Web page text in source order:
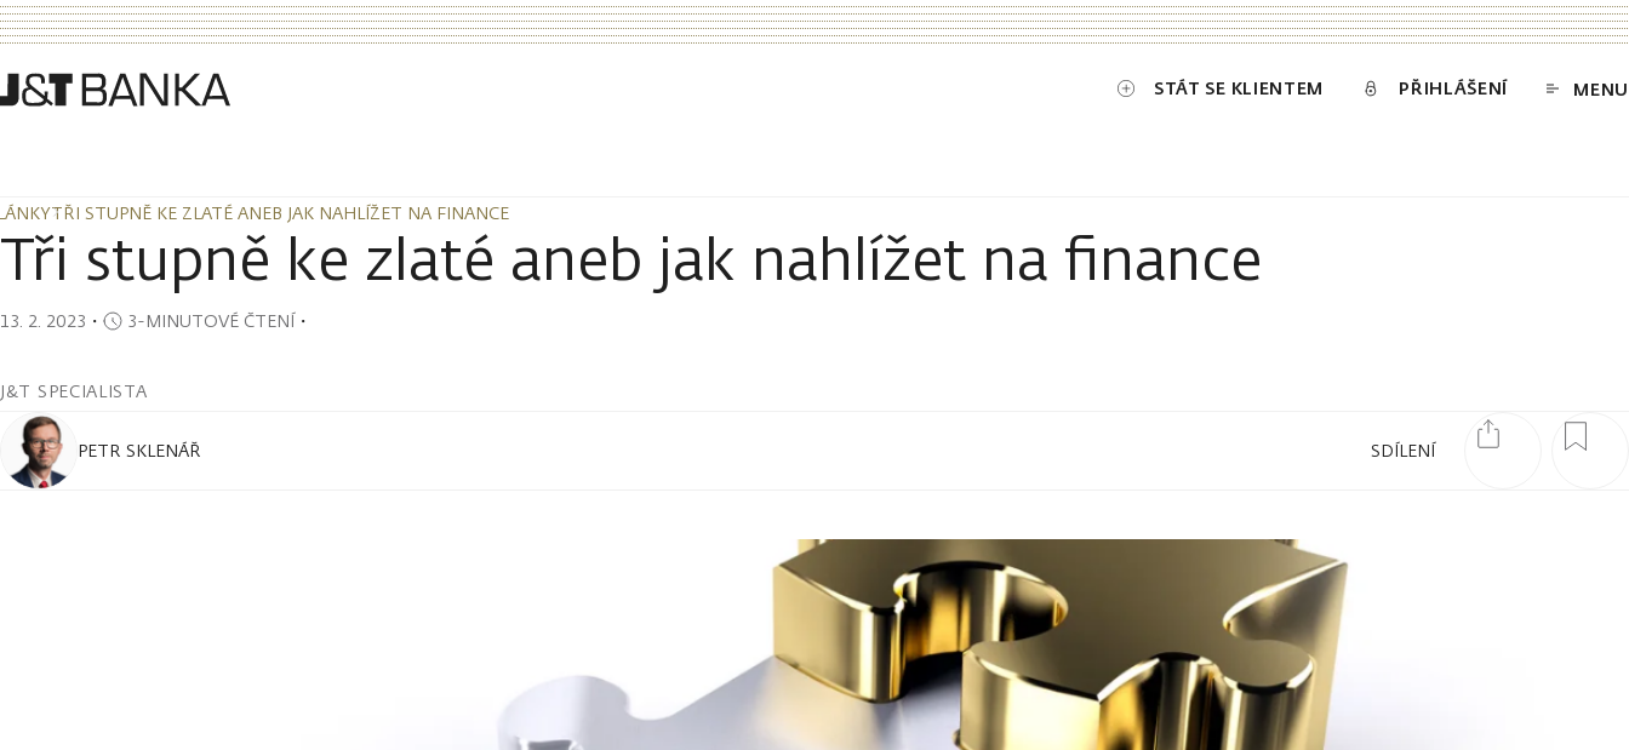
STÁT SE KLIENTEM PŘIHLÁŠENÍ MENU
TŘI STUPNĚ KE ZLATÉ ANEB JAK NAHLÍŽET NA FINANCE
Tři stupně ke zlaté aneb jak nahlížet na finance
13. 2. 2023 ・ 3-MINUTOVÉ ČTENÍ・
J&T SPECIALISTA
SDÍLENÍ
PETR SKLENÁŘ